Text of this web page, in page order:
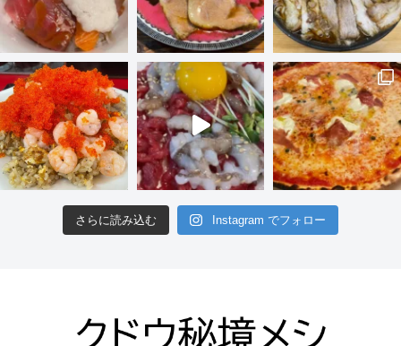
さらに読み込む Instagram でフォロー